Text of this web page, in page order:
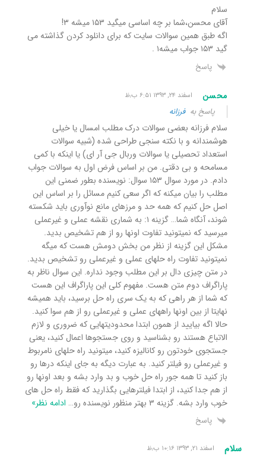
سلام
آقای محسن،شما بر چه اساسی میگید ۱۵۳ میشه ۳!
اگه طبق همین سوالات سایت که برای دانلود کردن گذاشته می
گید ۱۵۳ جواب میشه۱ .
پاسخ
محسن اسفند ۲۴, ۱۳۹۳ ۶:۵۱ ب٫ظ
پاسخ بهفرزانه
سلام فرزانه بعضی سوالات درک مطلب امسال یا خیلی
هوشمندانه و با نکته سنجی طراحی شده (شبیه سوالات
استعداد تحصیلی یا سوالات وربال جی آر ای) یا اینکه با کمی
مسامحه و بی دقتی. من بر اساس فرض اول به سوالات جواب
دادم. در مورد سوال ۱۵۳ سوال: نویسنده بطور ضمنی این
مطلب را بیان میکنه که اگر سعی کنیم مسائل را بر اساس این
اصل حل کنیم که همه حد و مرزهای مانع نوآوری باید شکسته
شوند، آنگاه شما… گزینه ۱: به شماری نقشه عملی و غیرعملی
میرسید که نمیتونید تفاوت اونها رو از هم تشخیص بدید.
مشکل این گزینه از نظر من بخش دومش هست که میگه
نمیتونید تفاوت راه حلهای عملی و غیرعملی رو تشخیص بدید.
در متن چیزی دال بر این مطلب وجود نداره. این سوال ناظر به
پاراگراف دوم متن هست. مفهوم کلی این پاراگراف این هست
که شما از هر راهی که به یک سری راه حل برسید، باید همیشه
نهایتا از بین اونها راههای عملی و غیرعملی رو از هم سوا کنید.
حالا اگه بیایید از همون ابتدا محدودیتهایی که ضروری و لازم
الاتباع هستند رو بشناسید و روی جستجوها اعمال کنید، یعنی
جستجوی خودتون رو کانالیزه کنید، میتونید راه حلهای نامربوط
و غیرعملی رو فیلتر کنید. به عبارت دیگه به جای اینکه درها رو
باز کنید تا همه جور راه حل خوب و بد وارد بشه و بعد اونها رو
از هم جدا کنید، از ابتدا فیلترهایی بگذارید که فقط راه حل های
خوب وارد بشه. گزینه ۳ بهتر منظور نویسنده رو
… ادامه نظر»
پاسخ
سلام اسفند ۲۱, ۱۳۹۳ ۱۰:۱۶ ب٫ظ